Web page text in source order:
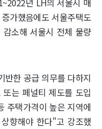
년 LH의 서울시 매
가했음에도 서울주택도
소해 서울시 전체 물량
반한 공급 의무를 다하지
는 페널티 제도를 도입
주택가격이 높은 지역에
향해야 한다"고 강조했